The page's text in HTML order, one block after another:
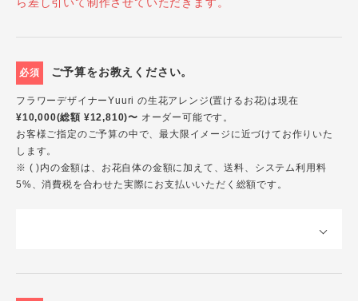
必須 ご予算をお教えください。
フラワーデザイナーYuuri の生花アレンジ(置けるお花)は現在
¥10,000(総額 ¥12,810)〜 オーダー可能です。
お客様ご指定のご予算の中で、最大限イメージに近づけてお作りいた
します。
※ ( )内の金額は、お花自体の金額に加えて、送料、システム利用料
5%、消費税を合わせた実際にお支払いいただく総額です。